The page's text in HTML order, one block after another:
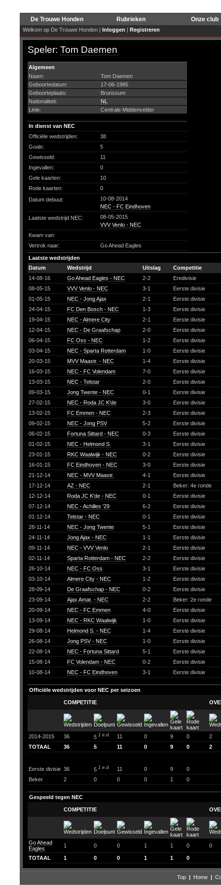
De Trouwe Honden Rubrieken Onze club
Welkom op De Trouwe Honden | Inloggen | Registreren
Speler: Tom Daemen
Algemeen
Naam:
Tom Daemen
Geboortedatum:
17-06-1985
Geboorteplaats:
Brunssum
Nationaliteit:
NL
Linie:
Centrale Middenvelder
In dienst van NEC
Officiële wedstrijden:
38
Goals:
5
Gewisseld:
11
Ingevallen:
0
Gele kaarten:
10
Rode kaarten:
0
Datum debuut:
10-08-2014
NEC - FC Eindhoven
Laatste wedstrijd NEC:
08-05-2015
VVV Venlo - NEC
Kwam van:
Vertrok naar:
Go Ahead Eagles
Laatste wedstrijden
Datum
Wedstrijd Uitslag
Competitie
14-08-16
Go Ahead Eagles - NEC 2-2
Eredivisie
08-05-15
VVV Venlo - NEC 3-1
Eerste divisie
01-05-15
NEC - Jong Ajax 2-1
Eerste divisie
24-04-15
FC Den Bosch - NEC 1-3
Eerste divisie
19-04-15
NEC - Almere City 2-1
Eerste divisie
12-04-15
NEC - De Graafschap 2-0
Eerste divisie
06-04-15
FC Oss - NEC 1-2
Eerste divisie
03-04-15
NEC - Sparta Rotterdam 1-0
Eerste divisie
20-03-15
MVV Maastr. - NEC 1-4
Eerste divisie
16-03-15
NEC - FC Volendam 7-0
Eerste divisie
13-03-15
NEC - Telstar 2-0
Eerste divisie
09-03-15
Jong Twente - NEC 0-1
Eerste divisie
27-02-15
NEC - Roda JC K'de 3-0
Eerste divisie
13-02-15
FC Emmen - NEC 2-3
Eerste divisie
09-02-15
NEC - Jong PSV 5-2
Eerste divisie
06-02-15
Fortuna Sittard - NEC 0-3
Eerste divisie
01-02-15
NEC - Helmond S. 3-1
Eerste divisie
23-01-15
RKC Waalwijk - NEC 0-2
Eerste divisie
16-01-15
FC Eindhoven - NEC 3-0
Eerste divisie
21-12-14
NEC - MVV Maastr. 4-1
Eerste divisie
17-12-14
AZ - NEC 2-1
Beker: 4e ronde
12-12-14
Roda JC K'de - NEC 0-1
Eerste divisie
07-12-14
NEC - Achilles '29 6-2
Eerste divisie
01-12-14
Telstar - NEC 0-1
Eerste divisie
28-11-14
NEC - Jong Twente 5-1
Eerste divisie
24-11-14
Jong Ajax - NEC 1-1
Eerste divisie
09-11-14
NEC - VVV Venlo 2-1
Eerste divisie
02-11-14
Sparta Rotterdam - NEC 2-2
Eerste divisie
26-10-14
NEC - FC Oss 3-1
Eerste divisie
03-10-14
Almere City - NEC 1-2
Eerste divisie
28-09-14
De Graafschap - NEC 0-2
Eerste divisie
23-09-14
Ajax Amat. - NEC 2-2
Beker: 2e ronde
20-09-14
NEC - FC Emmen 4-0
Eerste divisie
13-09-14
NEC - RKC Waalwijk 1-0
Eerste divisie
29-08-14
Helmond S. - NEC 1-4
Eerste divisie
26-08-14
Jong PSV - NEC 1-0
Eerste divisie
22-08-14
NEC - Fortuna Sittard 5-1
Eerste divisie
15-08-14
FC Volendam - NEC 0-2
Eerste divisie
10-08-14
NEC - FC Eindhoven 3-1 Eerste divisie
Officiële wedstrijden voor NEC per seizoen
COMPETITIE
2014-2015 36 5 1 e.d. 11 0 9 0
2
TOTAAL
36 5 11 0 9 0 2
Eerste divisie 36 5 1 e.d. 11 0 9
0
Beker
2 0 0 0 1 0
Gespeeld tegen NEC
COMPETITIE
Go Ahead
Eagles
1 0 0 1 1 0 0
TOTAAL 1 0 0 1 1 0
Top | Home |